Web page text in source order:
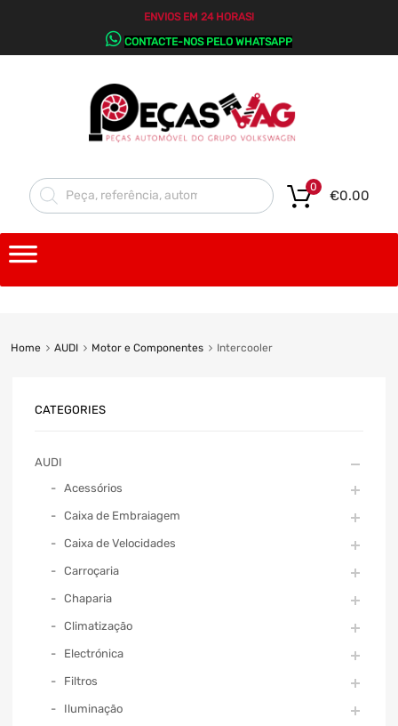
ENVIOS EM 24 HORAS!
CONTACTE-NOS PELO WHATSAPP
€0.00
0
Home AUDI Motor e Componentes Intercooler
CATEGORIES
AUDI
Acessórios
Caixa de Embraiagem
Caixa de Velocidades
Carroçaria
Chaparia
Climatização
Electrónica
Filtros
Iluminação